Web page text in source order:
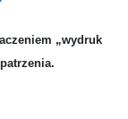
„wydruk